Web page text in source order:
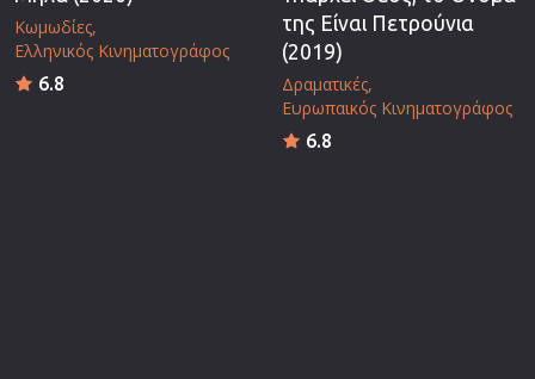
Κωμωδίες
Ελληνικός Κινηματογράφος
6.8
της Είναι Πετρούνια
(2019)
Δραματικές
Ευρωπαικός Κινηματογράφος
6.8